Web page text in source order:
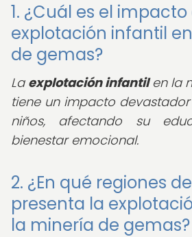
1. ¿Cuál es el
explotación infantil
de gemas?
La explotación infantilen la
tiene un impacto
niños, afectando su
bienestar emocional.
2. ¿En qué regiones
presenta la
la minería de gemas?